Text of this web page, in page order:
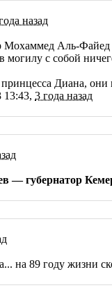
назад
Аль-Файед
с собой
Диана, они
13:43, 3 года назад
— губернатор
на 89 году жизни